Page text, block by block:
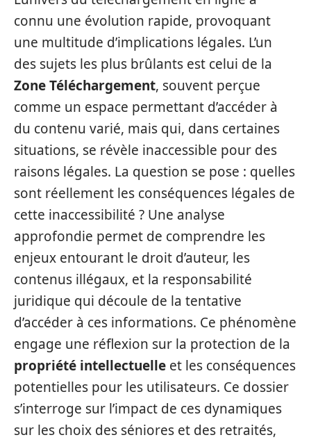
connu une évolution rapide, provoquant
une multitude d’implications légales. L’un
des sujets les plus brûlants est celui de la
Zone Téléchargement, souvent perçue
comme un espace permettant d’accéder à
du contenu varié, mais qui, dans certaines
situations, se révèle inaccessible pour des
raisons légales. La question se pose : quelles
sont réellement les conséquences légales de
cette inaccessibilité ? Une analyse
approfondie permet de comprendre les
enjeux entourant le droit d’auteur, les
contenus illégaux, et la responsabilité
juridique qui découle de la tentative
d’accéder à ces informations. Ce phénomène
engage une réflexion sur la protection de la
propriété intellectuelle et les conséquences
potentielles pour les utilisateurs. Ce dossier
s’interroge sur l’impact de ces dynamiques
sur les choix des séniores et des retraités,